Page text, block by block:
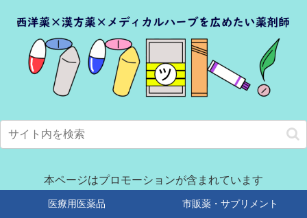
本ページはプロモーションが含まれています
医療用医薬品 市販薬・サプリメント